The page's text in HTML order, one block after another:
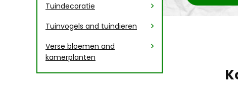
Tuindecoratie
Tuinvogels and tuindieren
Verse bloemen and
kamerplanten